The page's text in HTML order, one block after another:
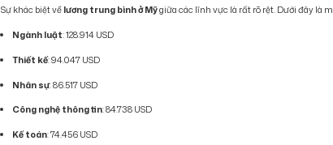
Sự khác biệt về lương trung bình ở Mỹgiữa các lĩnh vực là rất rõ rệt. Dưới đây là
Ngành luật: 128.914 USD
Thiết kế: 94.047 USD
Nhân sự: 86.517 USD
Công nghệ thông tin: 84.738 USD
Kế toán: 74.456 USD